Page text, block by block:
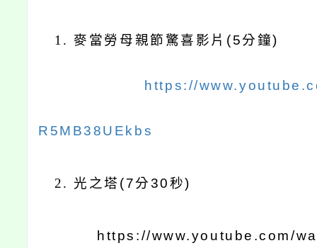
1. 麥當勞母親節驚喜影片 (5分鐘)
https://
R5MB38UEkbs
2. 光之塔 (7分30秒)
https://www.youtube.com/